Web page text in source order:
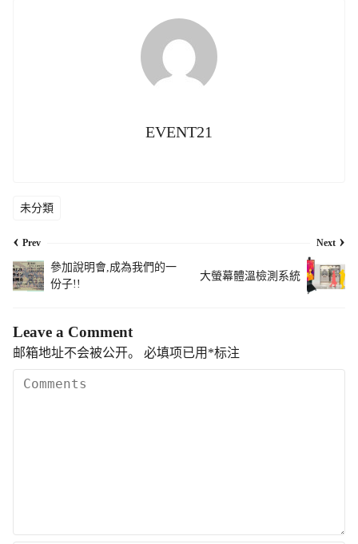
EVENT21
未分類
參加說明會,成為我們的一
份子!!
‹ Prev
大螢幕體溫檢測系統
Next ›
Leave a Comment
邮箱地址不会被公开。 必填项已用 *标注